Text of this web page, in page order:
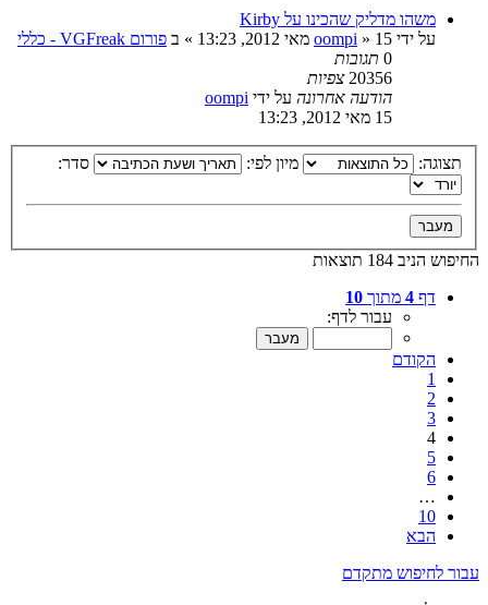
משהו מדליק שהכינו על Kirby
על ידי
oompi » 15 מאי 2012, 13:23 » ב פורום VGFreak - כללי
0 תגובות
20356 צפיות
הודעה אחרונה על ידי oompi
15 מאי 2012, 13:23
תצוגה: מיון לפי: סדר:
החיפוש הניב 184 תוצאות
דף 4 מתוך 10
עבור לדף:
הקודם
1
2
3
4
5
6
…
10
הבא
עבור לחיפוש מתקדם